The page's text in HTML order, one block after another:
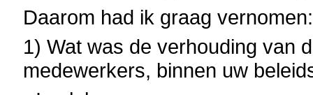
Daarom had ik graag vernomen:
1) Wat was de verhouding van
medewerkers, binnen uw